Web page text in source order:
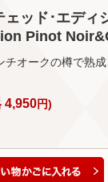
ェッド･エデ
Pinot
チオークの樽で熟
4,950円)